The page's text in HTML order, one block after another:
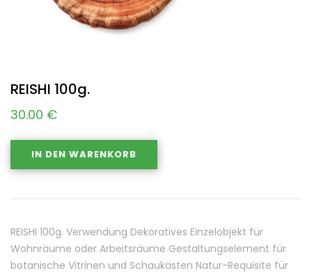
REISHI 100g.
30.00 €
IN DEN WARENKORB
REISHI 100g. Verwendung Dekoratives Einzelobjekt für
Wohnräume oder Arbeitsräume Gestaltungselement für
botanische Vitrinen und Schaukästen Natur-Requisite für